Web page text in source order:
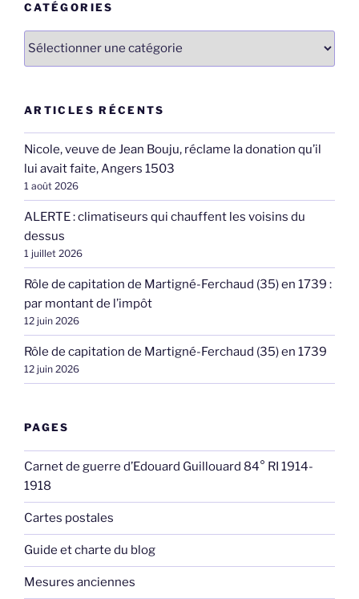
CATÉGORIES
Catégories
ARTICLES RÉCENTS
Nicole, veuve de Jean Bouju, réclame la donation qu’il
lui avait faite, Angers 1503
1 août 2026
ALERTE : climatiseurs qui chauffent les voisins du
dessus
1 juillet 2026
Rôle de capitation de Martigné-Ferchaud (35) en 1739 :
par montant de l’impôt
12 juin 2026
Rôle de capitation de Martigné-Ferchaud (35) en 1739
12 juin 2026
PAGES
Carnet de guerre d’Edouard Guillouard 84° RI 1914-
1918
Cartes postales
Guide et charte du blog
Mesures anciennes